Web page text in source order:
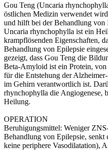
Gou Teng (Uncaria
östlichen Medizin verwendet
und hilft bei der Behandlung
Uncaria rhynchophylla ist ein
krampflösenden Eigenschaften,
Behandlung von Epilepsie
gezeigt, dass Gou Teng die
Beta-Amyloid ist ein Protein, von
für die Entstehung der
im Gehirn verantwortlich ist.
rhynchophylla die Angiogenese,
Heilung.
OPERATION
Beruhigungsmittel: Weniger
Behandlung von Epilepsie, senkt
keine periphere Vasodilatation),